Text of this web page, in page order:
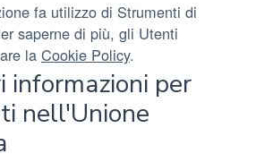
fa utilizzo di Strumenti di
saperne di più, gli Utenti
la Cookie Policy.
informazioni per
nell'Unione